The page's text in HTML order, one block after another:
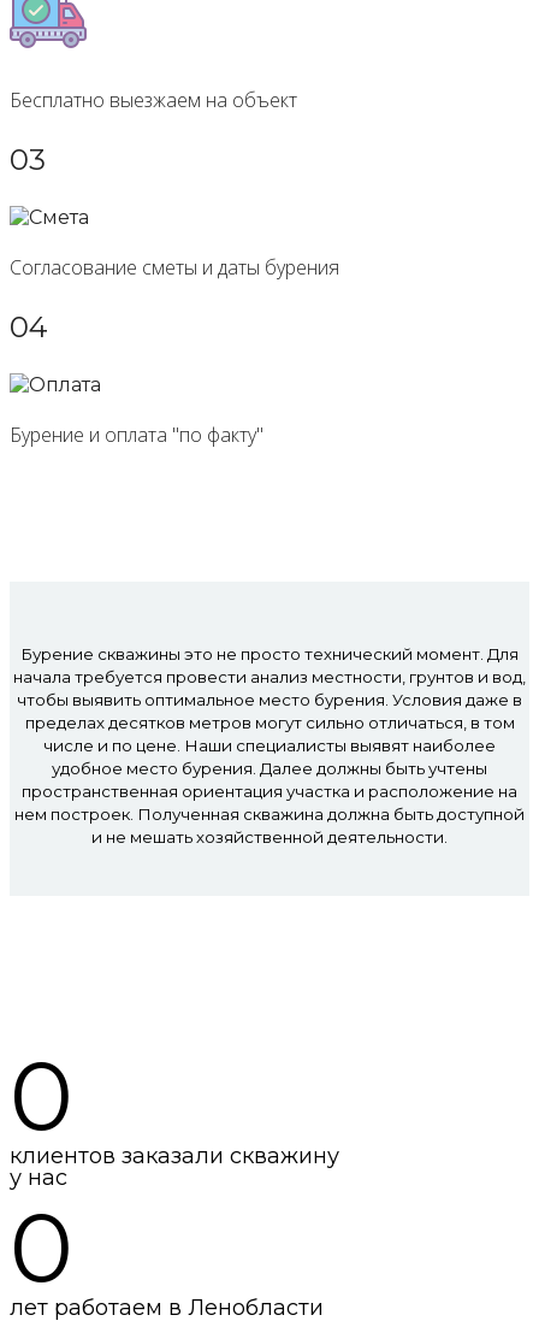
Бесплатно выезжаем на объект
03
Согласование сметы и даты бурения
04
Бурение и оплата "по факту"
Бурение скважины это не просто технический момент. Для
начала требуется провести анализ местности, грунтов и вод,
чтобы выявить оптимальное место бурения. Условия даже в
пределах десятков метров могут сильно отличаться, в том
числе и по цене. Наши специалисты выявят наиболее
удобное место бурения. Далее должны быть учтены
пространственная ориентация участка и расположение на
нем построек. Полученная скважина должна быть доступной
и не мешать хозяйственной деятельности.
0
клиентов заказали скважину
у нас
0
лет работаем в Ленобласти